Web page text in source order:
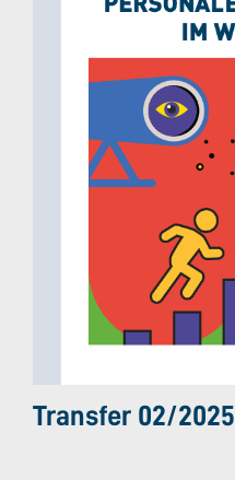
Transfer 02/2025